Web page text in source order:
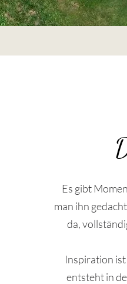
Es gibt
man ihn
da,
Inspiration ist
entsteht in